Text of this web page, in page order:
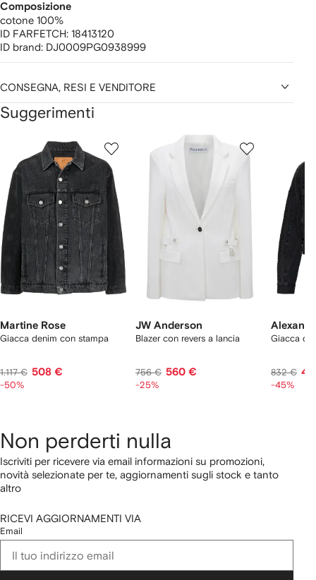
Composizione
cotone 100%
ID FARFETCH: 18413120
ID brand: DJ0009PG0938999
CONSEGNA, RESI E VENDITORE
Suggerimenti
Martine Rose
Giacca denim con stampa
1.117 € 508 €
-50%
JW Anderson
Blazer con revers a lancia
756 € 560 €
-25%
Giacca
832 €
-45%
Non perderti nulla
Iscriviti per ricevere via email informazioni su promozioni,
novità selezionate per te, aggiornamenti sugli stock e tanto
altro
RICEVI AGGIORNAMENTI VIA
Email